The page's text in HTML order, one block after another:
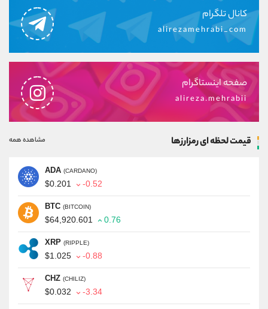
کانال تلگرام
alirezamehrabi_com
صفحه اینستاگرام
alireza.mehrabii
قیمت لحظه ای رمزارزها مشاهده همه
ADA (CARDANO)
$0.201 -0.52
BTC (BITCOIN)
$64,920.601 0.76
XRP (RIPPLE)
$1.025 -0.88
CHZ (CHILIZ)
$0.032 -3.34